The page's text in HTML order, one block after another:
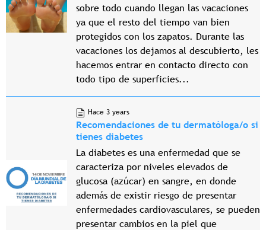
sobre todo cuando llegan las vacaciones
ya que el resto del tiempo van bien
protegidos con los zapatos. Durante las
vacaciones los dejamos al descubierto, les
hacemos entrar en contacto directo con
todo tipo de superficies...
Hace 3 years
Recomendaciones de tu dermatóloga/o si
tienes diabetes
La diabetes es una enfermedad que se
caracteriza por niveles elevados de
glucosa (azúcar) en sangre, en donde
además de existir riesgo de presentar
enfermedades cardiovasculares, se pueden
presentar cambios en la piel que